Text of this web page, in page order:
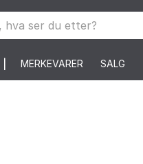
MERKEVARER SALG